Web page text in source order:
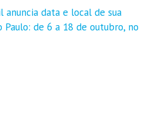
anuncia data e local de sua
Paulo: de 6 a 18 de outubro, no